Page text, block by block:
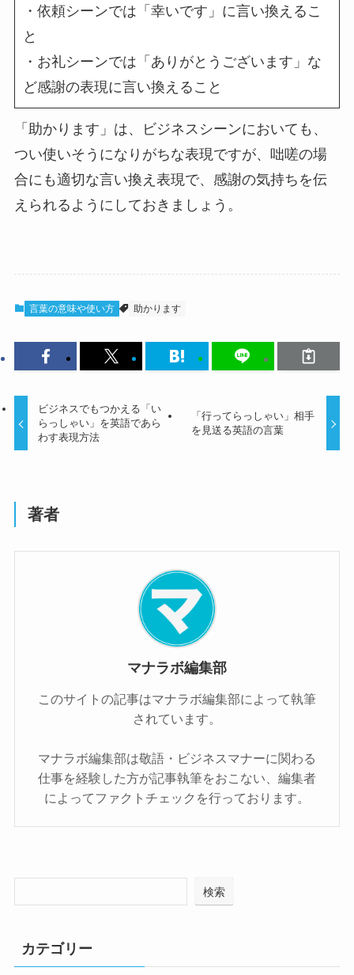
・依頼シーンでは「幸いです」に言い換えるこ
と
・お礼シーンでは「ありがとうございます」な
ど感謝の表現に言い換えること
「助かります」は、ビジネスシーンにおいても、
つい使いそうになりがちな表現ですが、咄嗟の場
合にも適切な言い換え表現で、感謝の気持ちを伝
えられるようにしておきましょう。
言葉の意味や使い方 助かります
ビジネスでもつかえる「い
らっしゃい」を英語であら
わす表現方法
「行ってらっしゃい」相手
を見送る英語の言葉
著者
マナラボ編集部
このサイトの記事はマナラボ編集部によって執筆
されています。
マナラボ編集部は敬語・ビジネスマナーに関わる
仕事を経験した方が記事執筆をおこない、編集者
によってファクトチェックを行っております。
検索
カテゴリー